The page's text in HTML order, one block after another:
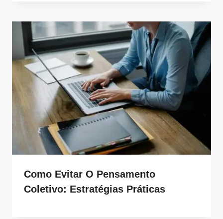
Como Evitar O Pensamento
Coletivo: Estratégias Práticas